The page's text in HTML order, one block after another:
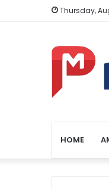
Thursday,
HOME